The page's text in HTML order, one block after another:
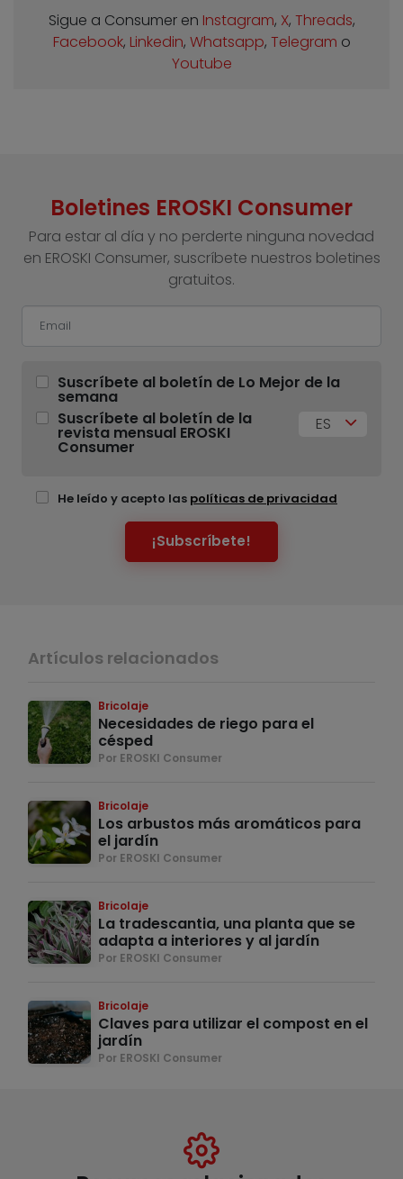
Sigue a Consumer en Instagram, X, Threads,
Facebook, Linkedin, Whatsapp, Telegram o
Youtube
Boletines EROSKI Consumer
Para estar al día y no perderte ninguna novedad
en EROSKI Consumer, suscríbete nuestros boletines
gratuitos.
Suscríbete al boletín de Lo Mejor de la
semana
Suscríbete al boletín de la
revista mensual EROSKI
Consumer
ES
He leído y acepto las políticas de privacidad
¡Subscríbete!
Artículos relacionados
Bricolaje
Necesidades de riego para el
césped
Por EROSKI Consumer
Bricolaje
Los arbustos más aromáticos para
el jardín
Por EROSKI Consumer
Bricolaje
La tradescantia, una planta que se
adapta a interiores y al jardín
Por EROSKI Consumer
Bricolaje
Claves para utilizar el compost en el
jardín
Por EROSKI Consumer